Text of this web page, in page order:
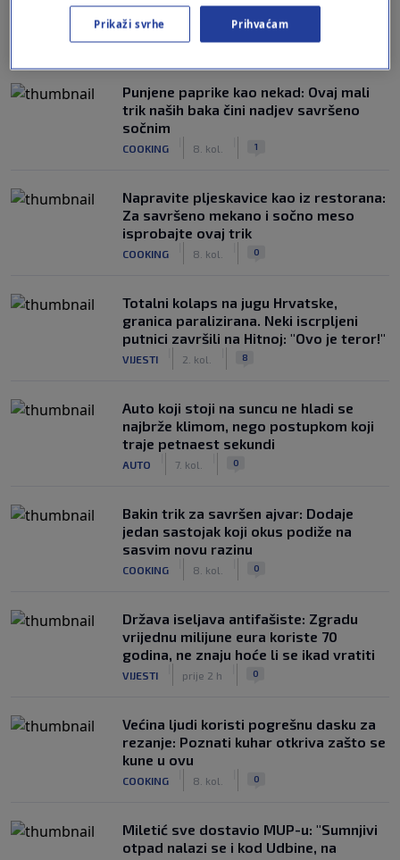
NAJČITANIJE
Punjene paprike kao nekad: Ovaj mali
trik naših baka čini nadjev savršeno
sočnim
COOKING 8. kol. 1
Napravite pljeskavice kao iz restorana:
Za savršeno mekano i sočno meso
isprobajte ovaj trik
COOKING 8. kol. 0
Totalni kolaps na jugu Hrvatske,
granica paralizirana. Neki iscrpljeni
putnici završili na Hitnoj: "Ovo je teror!"
VIJESTI 2. kol. 8
Auto koji stoji na suncu ne hladi se
najbrže klimom, nego postupkom koji
traje petnaest sekundi
AUTO 7. kol. 0
Bakin trik za savršen ajvar: Dodaje
jedan sastojak koji okus podiže na
sasvim novu razinu
COOKING 8. kol. 0
Država iseljava antifašiste: Zgradu
vrijednu milijune eura koriste 70
godina, ne znaju hoće li se ikad vratiti
VIJESTI prije 2 h 0
Većina ljudi koristi pogrešnu dasku za
rezanje: Poznati kuhar otkriva zašto se
kune u ovu
COOKING 8. kol. 0
Miletić sve dostavio MUP-u: "Sumnjivi
otpad nalazi se i kod Udbine, na
Prikaži svrhe Prihvaćam